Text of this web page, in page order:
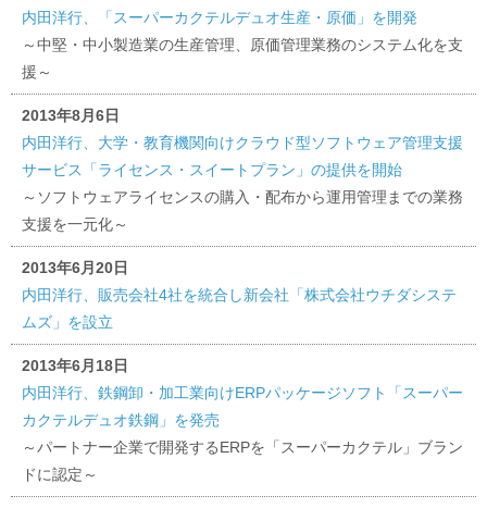
内田洋行、「スーパーカクテルデュオ生産・原価」を開発
～中堅・中小製造業の生産管理、原価管理業務のシステム化を支
援～
2013年8月6日
内田洋行、大学・教育機関向けクラウド型ソフトウェア管理支援
サービス「ライセンス・スイートプラン」の提供を開始
～ソフトウェアライセンスの購入・配布から運用管理までの業務
支援を一元化～
2013年6月20日
内田洋行、販売会社4社を統合し新会社「株式会社ウチダシステ
ムズ」を設立
2013年6月18日
内田洋行、鉄鋼卸・加工業向けERPパッケージソフト「スーパー
カクテルデュオ鉄鋼」を発売
～パートナー企業で開発するERPを「スーパーカクテル」ブラン
ドに認定～